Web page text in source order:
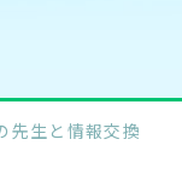
先生と情報交換